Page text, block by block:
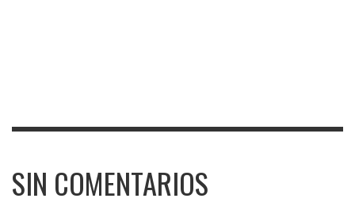
SIN COMENTARIOS